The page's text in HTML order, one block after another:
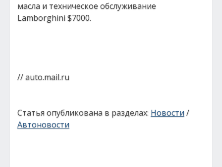
масла и техническое обслуживание
Lamborghini $7000.
// auto.mail.ru
Статья опубликована в разделах: Новости/
Автоновости